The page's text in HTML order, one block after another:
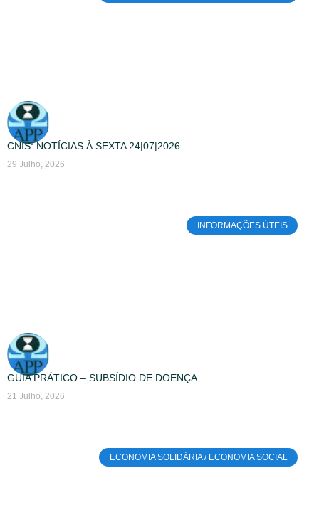
CNIS: NOTÍCIAS À SEXTA 24|07|2026
29 Julho, 2026
INFORMAÇÕES ÚTEIS
GUIA PRÁTICO – SUBSÍDIO DE DOENÇA
21 Julho, 2026
ECONOMIA SOLIDÁRIA / ECONOMIA SOCIAL